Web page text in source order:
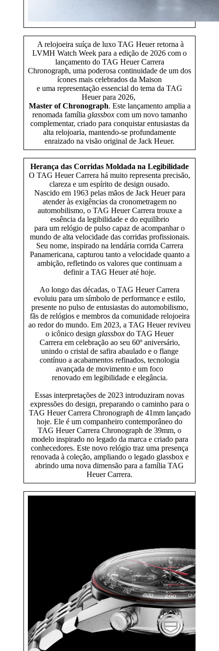
A relojoeira suíça de luxo TAG Heuer retorna à
LVMH Watch Week para a edição de 2026 com o
lançamento do TAG Heuer Carrera
Chronograph, uma poderosa continuidade de um dos
ícones mais celebrados da Maison
e uma representação essencial do tema da TAG
Heuer para 2026,
Master of Chronograph. Este lançamento amplia a
renomada família glassbox com um novo tamanho
complementar, criado para conquistar entusiastas da
alta relojoaria, mantendo-se profundamente
enraizado na visão original de Jack Heuer.
Herança das Corridas Moldada na Legibilidade
O TAG Heuer Carrera há muito representa precisão,
clareza e um espírito de design ousado.
Nascido em 1963 pelas mãos de Jack Heuer para
atender às exigências da cronometragem no
automobilismo, o TAG Heuer Carrera trouxe a
essência da legibilidade e do equilíbrio
para um relógio de pulso capaz de acompanhar o
mundo de alta velocidade das corridas profissionais.
Seu nome, inspirado na lendária corrida Carrera
Panamericana, capturou tanto a velocidade quanto a
ambição, refletindo os valores que continuam a
definir a TAG Heuer até hoje.
Ao longo das décadas, o TAG Heuer Carrera
evoluiu para um símbolo de performance e estilo,
presente no pulso de entusiastas do automobilismo,
fãs de relógios e membros da comunidade relojoeira
ao redor do mundo. Em 2023, a TAG Heuer reviveu
o icônico design glassbox do TAG Heuer
Carrera em celebração ao seu 60º aniversário,
unindo o cristal de safira abaulado e o flange
contínuo a acabamentos refinados, tecnologia
avançada de movimento e um foco
renovado em legibilidade e elegância.
Essas interpretações de 2023 introduziram novas
expressões do design, preparando o caminho para o
TAG Heuer Carrera Chronograph de 41mm lançado
hoje. Ele é um companheiro contemporâneo do
TAG Heuer Carrera Chronograph de 39mm, o
modelo inspirado no legado da marca e criado para
conhecedores. Este novo relógio traz uma presença
renovada à coleção, ampliando o legado glassbox e
abrindo uma nova dimensão para a família TAG
Heuer Carrera.